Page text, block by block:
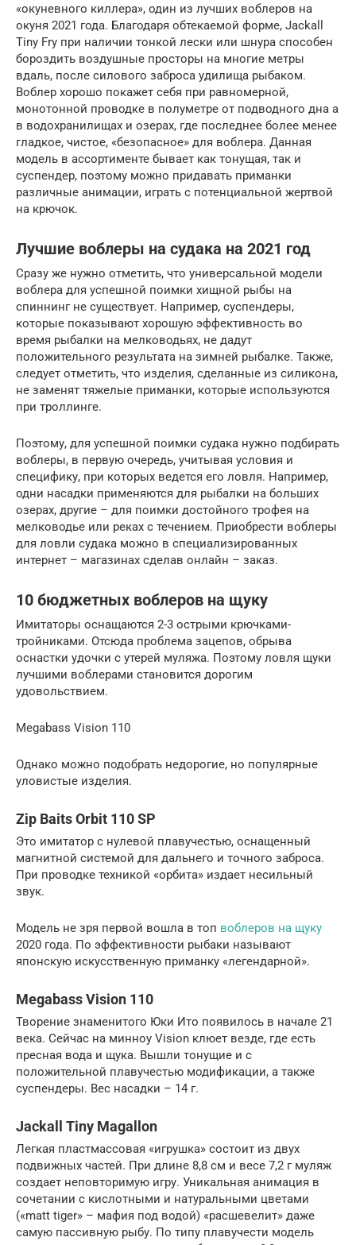
«окуневного киллера», один из лучших воблеров на
окуня 2021 года. Благодаря обтекаемой форме, Jackall
Tiny Fry при наличии тонкой лески или шнура способен
бороздить воздушные просторы на многие метры
вдаль, после силового заброса удилища рыбаком.
Воблер хорошо покажет себя при равномерной,
монотонной проводке в полуметре от подводного дна а
в водохранилищах и озерах, где последнее более менее
гладкое, чистое, «безопасное» для воблера. Данная
модель в ассортименте бывает как тонущая, так и
суспендер, поэтому можно придавать приманки
различные анимации, играть с потенциальной жертвой
на крючок.
Лучшие воблеры на судака на 2021 год
Сразу же нужно отметить, что универсальной модели
воблера для успешной поимки хищной рыбы на
спиннинг не существует. Например, суспендеры,
которые показывают хорошую эффективность во
время рыбалки на мелководьях, не дадут
положительного результата на зимней рыбалке. Также,
следует отметить, что изделия, сделанные из силикона,
не заменят тяжелые приманки, которые используются
при троллинге.
Поэтому, для успешной поимки судака нужно подбирать
воблеры, в первую очередь, учитывая условия и
специфику, при которых ведется его ловля. Например,
одни насадки применяются для рыбалки на больших
озерах, другие – для поимки достойного трофея на
мелководье или реках с течением. Приобрести воблеры
для ловли судака можно в специализированных
интернет – магазинах сделав онлайн – заказ.
10 бюджетных воблеров на щуку
Имитаторы оснащаются 2-3 острыми крючками-
тройниками. Отсюда проблема зацепов, обрыва
оснастки удочки с утерей муляжа. Поэтому ловля щуки
лучшими воблерами становится дорогим
удовольствием.
Megabass Vision 110
Однако можно подобрать недорогие, но популярные
уловистые изделия.
Zip Baits Orbit 110 SP
Это имитатор с нулевой плавучестью, оснащенный
магнитной системой для дальнего и точного заброса.
При проводке техникой «орбита» издает несильный
звук.
Модель не зря первой вошла в топ воблеров на щуку
2020 года. По эффективности рыбаки называют
японскую искусственную приманку «легендарной».
Megabass Vision 110
Творение знаменитого Юки Ито появилось в начале 21
века. Сейчас на минноу Vision клюет везде, где есть
пресная вода и щука. Вышли тонущие и с
положительной плавучестью модификации, а также
суспендеры. Вес насадки – 14 г.
Jackall Tiny Magallon
Легкая пластмассовая «игрушка» состоит из двух
подвижных частей. При длине 8,8 см и весе 7,2 г муляж
создает неповторимую игру. Уникальная анимация в
сочетании с кислотными и натуральными цветами
(«matt tiger» – мафия под водой) «расшевелит» даже
самую пассивную рыбу. По типу плавучести модель